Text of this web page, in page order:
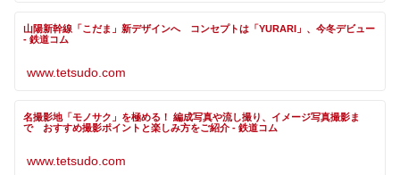
山陽新幹線「こだま」新デザインへ コンセプトは「YURARI」、今冬デビュー
- 鉄道コム
www.tetsudo.com
名撮影地「モノサク」を極める！ 編成写真や流し撮り、イメージ写真撮影ま
で おすすめ撮影ポイントと楽しみ方をご紹介 - 鉄道コム
www.tetsudo.com